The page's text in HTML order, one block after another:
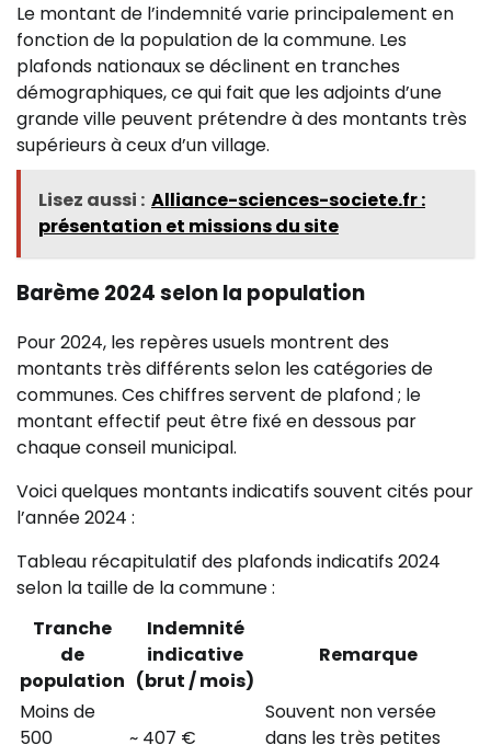
Le montant de l’indemnité varie principalement en
fonction de la population de la commune. Les
plafonds nationaux se déclinent en tranches
démographiques, ce qui fait que les adjoints d’une
grande ville peuvent prétendre à des montants très
supérieurs à ceux d’un village.
Lisez aussi : Alliance-sciences-societe.fr :
présentation et missions du site
Barème 2024 selon la population
Pour 2024, les repères usuels montrent des
montants très différents selon les catégories de
communes. Ces chiffres servent de plafond ; le
montant effectif peut être fixé en dessous par
chaque conseil municipal.
Voici quelques montants indicatifs souvent cités pour
l’année 2024 :
Tableau récapitulatif des plafonds indicatifs 2024
selon la taille de la commune :
Tranche
de
population
Indemnité
indicative
(brut / mois)
Remarque
Moins de
500
~ 407 €
Souvent non versée
dans les très petites